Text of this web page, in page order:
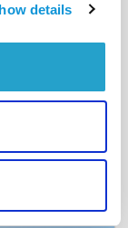
details